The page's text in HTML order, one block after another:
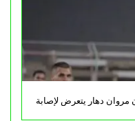
مروان دهار يتعرض لإصابة